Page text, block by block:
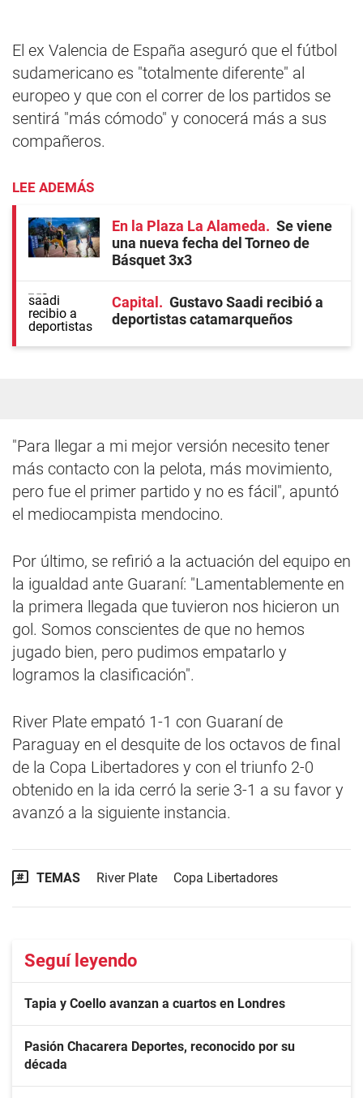
El ex Valencia de España aseguró que el fútbol
sudamericano es "totalmente diferente" al
europeo y que con el correr de los partidos se
sentirá "más cómodo" y conocerá más a sus
compañeros.
LEE ADEMÁS
En la Plaza La Alameda
Se viene
una nueva fecha del Torneo de
Básquet 3x3
Capital
Gustavo Saadi recibió a
deportistas catamarqueños
"Para llegar a mi mejor versión necesito tener
más contacto con la pelota, más movimiento,
pero fue el primer partido y no es fácil", apuntó
el mediocampista mendocino.
Por último, se refirió a la actuación del equipo en
la igualdad ante Guaraní: "Lamentablemente en
la primera llegada que tuvieron nos hicieron un
gol. Somos conscientes de que no hemos
jugado bien, pero pudimos empatarlo y
logramos la clasificación".
River Plate empató 1-1 con Guaraní de
Paraguay en el desquite de los octavos de final
de la Copa Libertadores y con el triunfo 2-0
obtenido en la ida cerró la serie 3-1 a su favor y
avanzó a la siguiente instancia.
TEMAS River Plate Copa Libertadores
Seguí leyendo
Tapia y Coello avanzan a cuartos en Londres
Pasión Chacarera Deportes, reconocido por su
década